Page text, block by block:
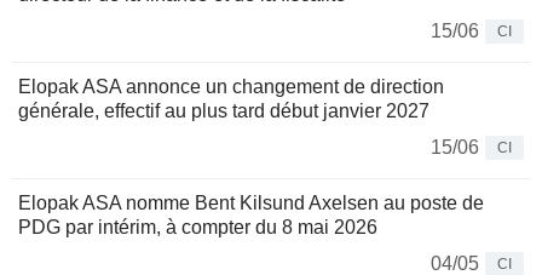
15/06
CI
Elopak ASA annonce un changement de direction
générale, effectif au plus tard début janvier 2027
15/06
CI
Elopak ASA nomme Bent Kilsund Axelsen au poste de
PDG par intérim, à compter du 8 mai 2026
04/05
CI